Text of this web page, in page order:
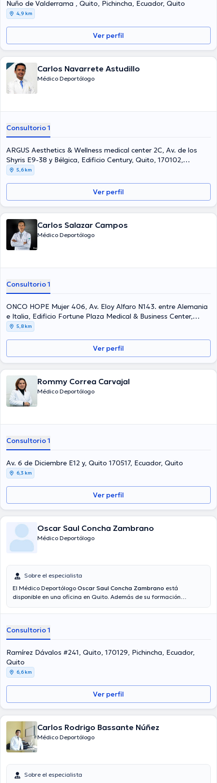
Nuño de Valderrama , Quito, Pichincha, Ecuador, Quito
4,9 km
Ver perfil
Carlos Navarrete Astudillo
Médico Deportólogo
Consultorio 1
ARGUS Aesthetics & Wellness medical center 2C, Av. de los
Shyris E9-38 y Bélgica, Edificio Century, Quito, 170102,
Ecuador, Quito
5,6 km
Ver perfil
Carlos Salazar Campos
Médico Deportólogo
Consultorio 1
ONCO HOPE Mujer 406, Av. Eloy Alfaro N143. entre Alemania
e Italia, Edificio Fortune Plaza Medical & Business Center,
Quito, 171104, Ecuador, Quito
5,8 km
Ver perfil
Rommy Correa Carvajal
Médico Deportólogo
Consultorio 1
Av. 6 de Diciembre E12 y, Quito 170517, Ecuador, Quito
6,3 km
Ver perfil
Oscar Saul Concha Zambrano
Médico Deportólogo
Sobre el especialista
El Médico Deportólogo Oscar Saul Concha Zambrano está
disponible en una oficina en Quito. Además de su formación
especialidad. El profesional de la salud tiene numerosos años de
desempeñado como miembro de diversas asociaciones médicas.
Oscar Saul Concha Zambrano ha participado en abundantes
conferencias con el ideal de tener una formación continua en su
ámbito de especialización y ha anunciado diferentes comunicados.
Consultorio 1
Ramírez Dávalos #241, Quito, 170129, Pichincha, Ecuador,
Quito
6,6 km
Ver perfil
Carlos Rodrigo Bassante Núñez
Médico Deportólogo
Sobre el especialista